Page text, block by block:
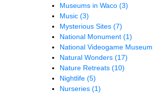
Museums in Waco (3)
Music (3)
Mysterious Sites (7)
National Monument (1)
National Videogame Museum
Natural Wonders (17)
Nature Retreats (10)
Nightlife (5)
Nurseries (1)